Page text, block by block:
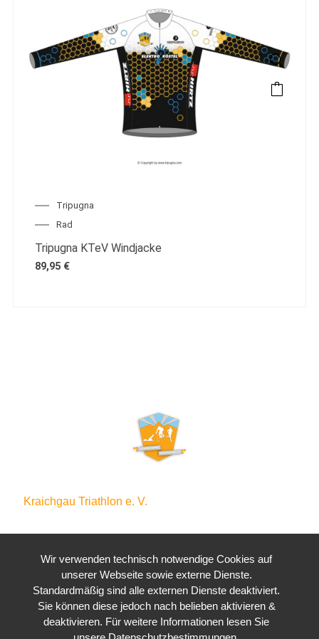
Tripugna
Rad
Tripugna KTeV Windjacke
89,95 €
Kraichgau Triathlon e. V.
Wir verwenden technisch notwendige Cookies auf
unserer Webseite sowie externe Dienste.
Standardmäßig sind alle externen Dienste deaktiviert.
Sie können diese jedoch nach belieben aktivieren &
deaktivieren. Für weitere Informationen lesen Sie